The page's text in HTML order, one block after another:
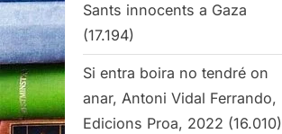
Sants innocents a Gaza
(17.194)
Si entra boira no tendré on
anar, Antoni Vidal Ferrando,
Edicions Proa, 2022 (16.010)